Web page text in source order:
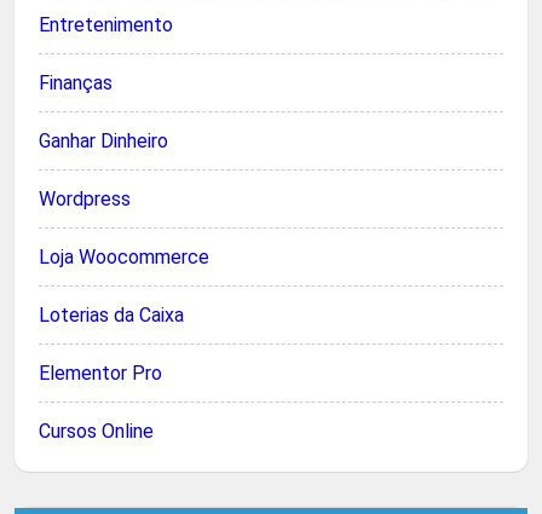
Entretenimento
Finanças
Ganhar Dinheiro
Wordpress
Loja Woocommerce
Loterias da Caixa
Elementor Pro
Cursos Online